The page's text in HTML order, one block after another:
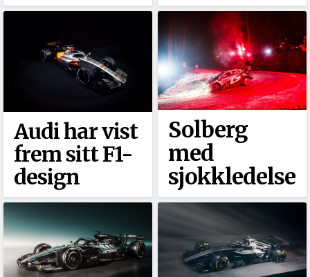
Audi har vist
frem sitt F1-
design
Solberg
med
sjokkledelse